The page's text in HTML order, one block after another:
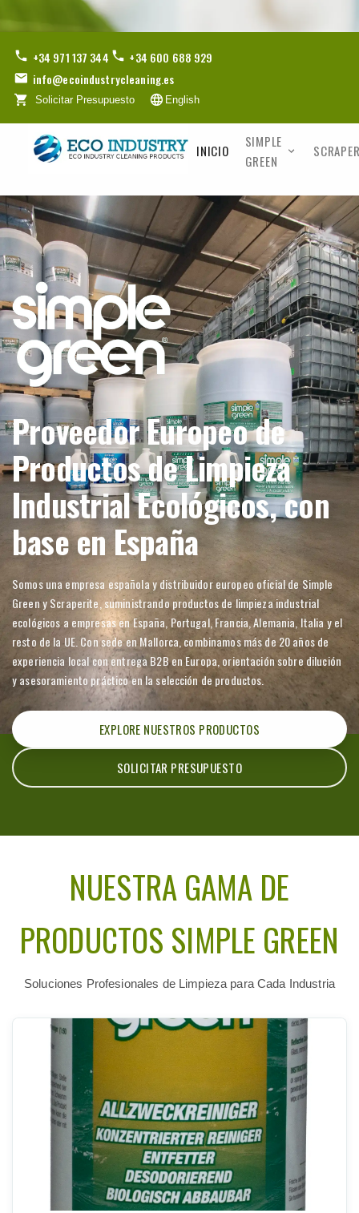
+34 971 137 344
+34 600 688 929
info@ecoindustrycleaning.es
Solicitar Presupuesto English
INICIO
SIMPLE
GREEN
Proveedor Europeo de
Productos de Limpieza
Industrial Ecológicos, con
base en España
Somos una empresa española y distribuidor europeo oficial de Simple
Green y Scraperite, suministrando productos de limpieza industrial
ecológicos a empresas en España, Portugal, Francia, Alemania, Italia y el
resto de la UE. Con sede en Mallorca, combinamos más de 20 años de
experiencia local con entrega B2B en Europa, orientación sobre dilución
y asesoramiento práctico en la selección de productos.
EXPLORE NUESTROS PRODUCTOS
SOLICITAR PRESUPUESTO
NUESTRA GAMA DE
PRODUCTOS SIMPLE GREEN
Soluciones Profesionales de Limpieza para Cada Industria